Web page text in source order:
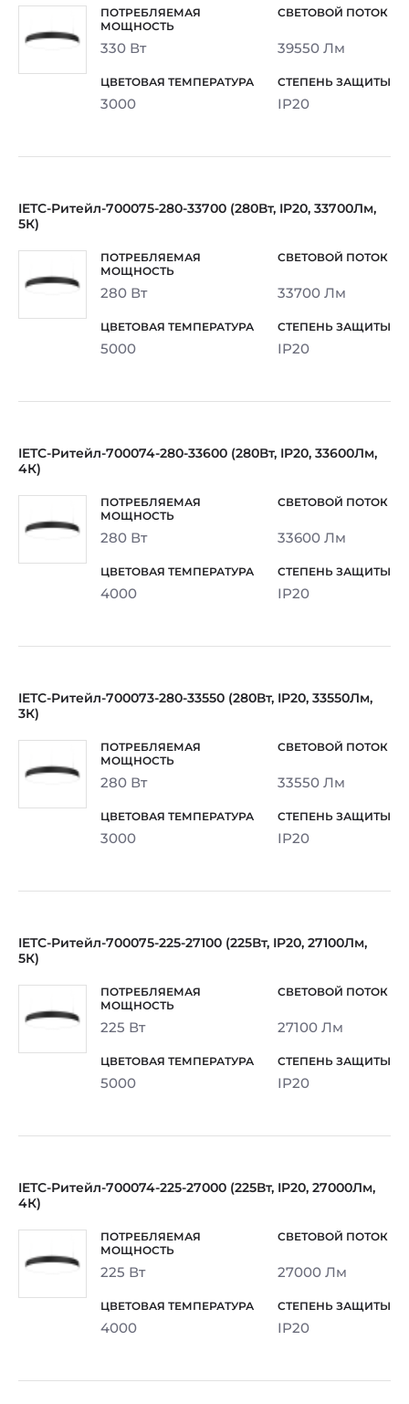
330 Вт 39550 Лм
3000 IP20
IETC-Ритейл-700075-280-33700 (280Вт, IP20, 33700Лм,
5К)
280 Вт 33700 Лм
5000 IP20
IETC-Ритейл-700074-280-33600 (280Вт, IP20, 33600Лм,
4К)
280 Вт 33600 Лм
4000 IP20
IETC-Ритейл-700073-280-33550 (280Вт, IP20, 33550Лм,
3К)
280 Вт 33550 Лм
3000 IP20
IETC-Ритейл-700075-225-27100 (225Вт, IP20, 27100Лм,
5К)
225 Вт 27100 Лм
5000 IP20
IETC-Ритейл-700074-225-27000 (225Вт, IP20, 27000Лм,
4К)
225 Вт 27000 Лм
4000 IP20